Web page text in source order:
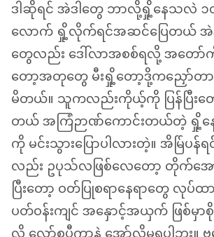
ဒါဆိုရင် အဲဒါတွေ ဘာလို့ရှို့နေသလဲ
လောက် ရှို့လိုက်ရင်အဆင်​ပြေတယ် အဲဒ
တွေလည်း ဒေါ်လာအစစ်ရလို့ အတော်
တော့အတုတွေ မီးရှို့တော့ဒို့ကညှော်တာ
မိတယ်။ သူကလည်းကိုယ့်ကို ပြန်ပြီးတေ
တယ် အကြံဉာဏ်ကောင်းတယ်တဲ့ ရှို့
ကို မင်းသွားပြောပါလားတဲ့။ အိမ်ြပ
လည်း ဥပုသ်လဖြစ်လေတော့ တိုက်အ
ပြီးတော့ ဝတ်ပြုစရာနေရာတွေ လုပ်
ပတ်ဝန်းကျင် အနှောင့်အယှက် ဖြစ်မှာ